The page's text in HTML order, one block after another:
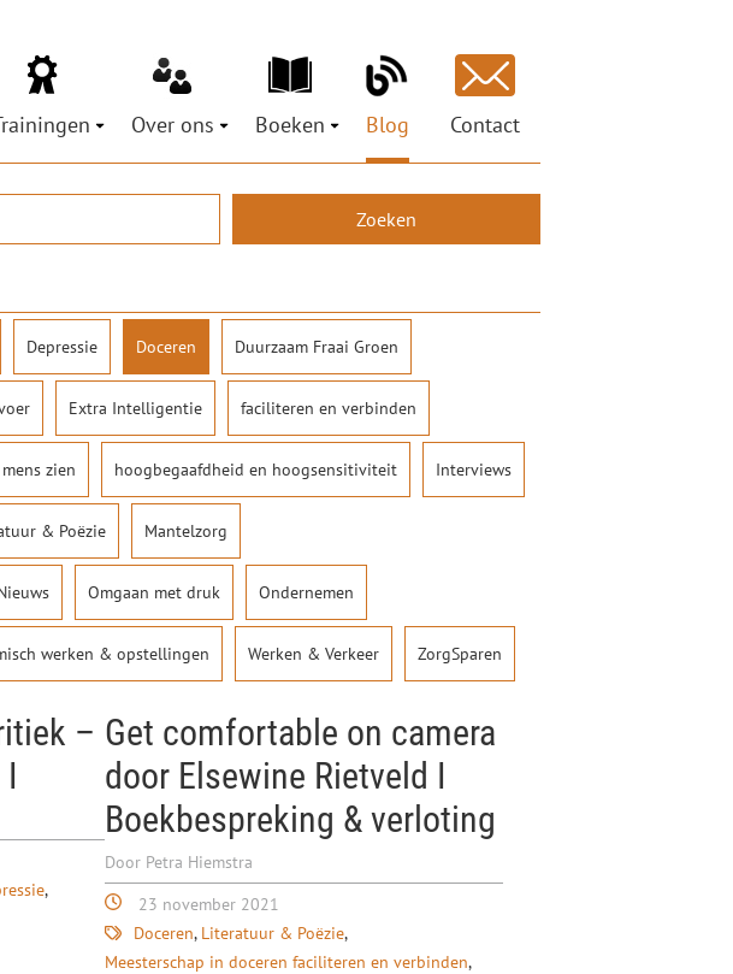
en begeleiding voor politici
voorwaarden
Over ons
MVO & Social Return
Boeken
Mag ik je grootluisteren? Vertel!
LuisterLiefde
Blog Contact
Zoeken
Depressie Doceren Duurzaam Fraai Groen
Extra Intelligentie faciliteren en verbinden
zien hoogbegaafdheid en hoogsensitiviteit Interviews
& Poëzie Mantelzorg
Omgaan met druk Ondernemen
werken & opstellingen Werken & Verkeer ZorgSparen
– Get comfortable on camera
door Elsewine Rietveld I
Boekbespreking & verloting
Door Petra Hiemstra
23 november 2021
Doceren Literatuur & Poëzie
Meesterschap in doceren faciliteren en verbinden